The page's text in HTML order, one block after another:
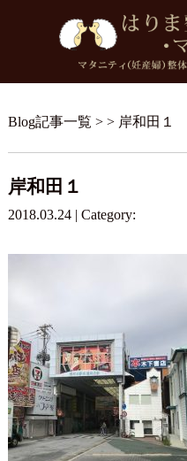
Blog記事一覧 > > 岸和田１
岸和田１
2018.03.24 | Category: